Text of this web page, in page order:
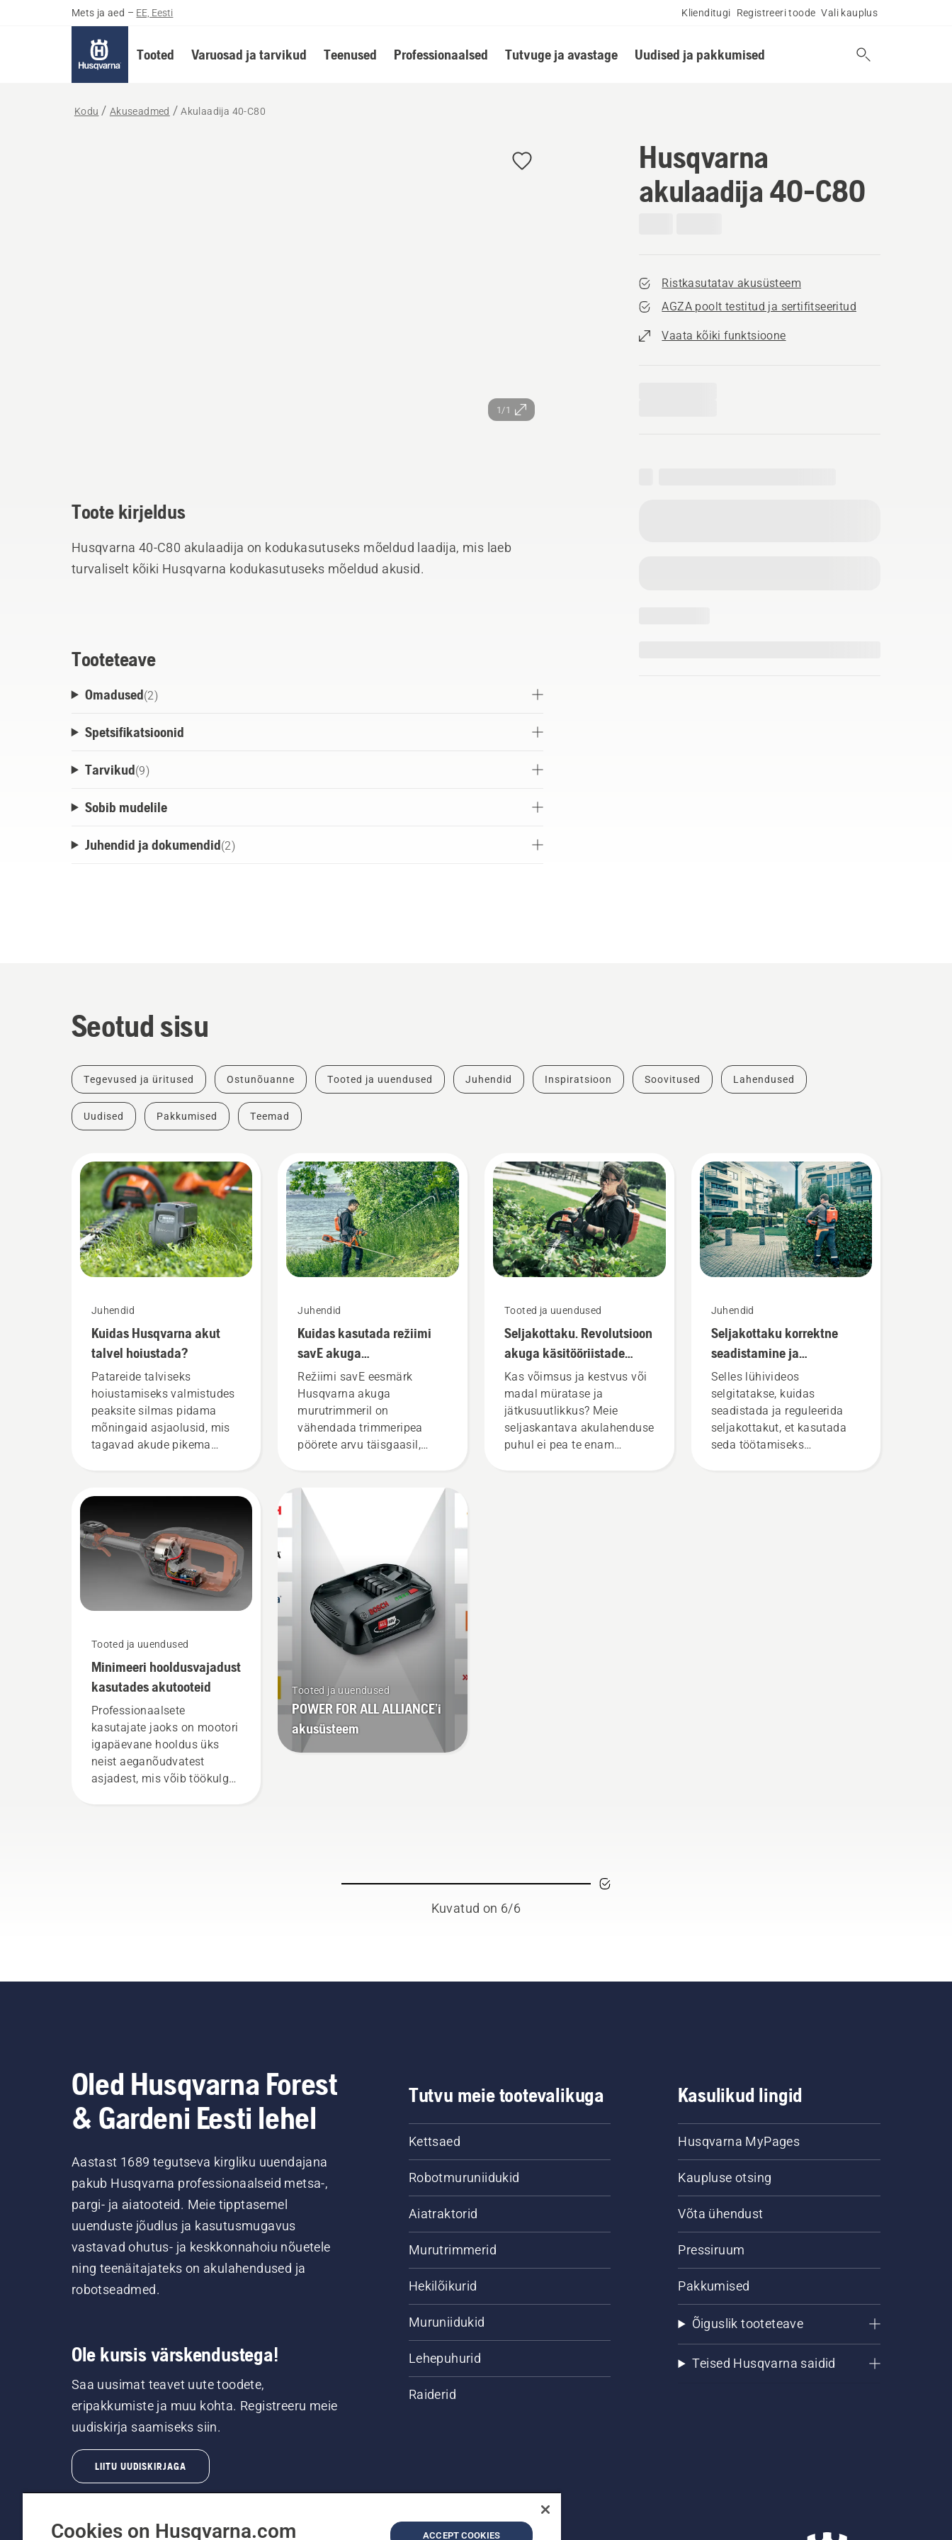
Mets ja aed – EE, Eesti Klienditugi Registreeri toode Vali kauplus
Tooted Varuosad ja tarvikud Teenused Professionaalsed Tutvuge ja avastage Uudised ja pakkumised
Kodu Akuseadmed Akulaadija 40-C80
1/1
Husqvarna
akulaadija 40-C80
Ristkasutatav akusüsteem
AGZA poolt testitud ja sertifitseeritud
Vaata kõiki funktsioone
Toote kirjeldus
Husqvarna 40-C80 akulaadija on kodukasutuseks mõeldud laadija, mis laeb
turvaliselt kõiki Husqvarna kodukasutuseks mõeldud akusid.
Tooteteave
Omadused(2)
Spetsifikatsioonid
Tarvikud(9)
Sobib mudelile
Juhendid ja dokumendid(2)
Seotud sisu
Tegevused ja üritused Ostunõuanne Tooted ja uuendused Juhendid Inspiratsioon Soovitused Lahendused
Uudised Pakkumised Teemad
Juhendid
Kuidas Husqvarna akut
talvel hoiustada?
Patareide talviseks
hoiustamiseks valmistudes
peaksite silmas pidama
mõningaid asjaolusid, mis
tagavad akude pikema
Tooted ja uuendused
Minimeeri hooldusvajadust
kasutades akutooteid
Professionaalsete
kasutajate jaoks on mootori
igapäevane hooldus üks
neist aeganõudvatest
asjadest, mis võib töökulgu
Juhendid
Kuidas kasutada režiimi
savE akuga
murutrimmeril?
Režiimi savE eesmärk
Husqvarna akuga
murutrimmeril on
vähendada trimmeripea
pöörete arvu täisgaasil,
saaks säästa aku tööiga
muru niitmise ajal. Režiimi
savE sisse ja välja
vajutada üht nuppu
akutrimmeril.
Tooted ja uuendused
POWER FOR ALL ALLIANCE’i
akusüsteem
Tooted ja uuendused
Seljakottaku. Revolutsioon
akuga käsitööriistade
vallas
Kas võimsus ja kestvus või
madal müratase ja
jätkusuutlikkus? Meie
seljaskantava akulahenduse
puhul ei pea te enam
Juhendid
Seljakottaku korrektne
seadistamine ja
reguleerimine
Selles lühivideos
selgitatakse, kuidas
seadistada ja reguleerida
seljakottakut, et kasutada
seda töötamiseks
Kuvatud on 6/6
Oled Husqvarna Forest
& Gardeni Eesti lehel
Aastast 1689 tegutseva kirgliku uuendajana
pakub Husqvarna professionaalseid metsa-,
pargi- ja aiatooteid. Meie tipptasemel
uuenduste jõudlus ja kasutusmugavus
vastavad ohutus- ja keskkonnahoiu nõuetele
ning teenäitajateks on akulahendused ja
robotseadmed.
Ole kursis värskendustega!
Saa uusimat teavet uute toodete,
eripakkumiste ja muu kohta. Registreeru meie
uudiskirja saamiseks siin.
LIITU UUDISKIRJAGA
Tutvu meie tootevalikuga
Kettsaed
Robotmuruniidukid
Aiatraktorid
Murutrimmerid
Hekilõikurid
Muruniidukid
Lehepuhurid
Raiderid
Kasulikud lingid
Husqvarna MyPages
Kaupluse otsing
Võta ühendust
Pressiruum
Pakkumised
Õiguslik tooteteave
Teised Husqvarna saidid
Cookies on Husqvarna.com ACCEPT COOKIES